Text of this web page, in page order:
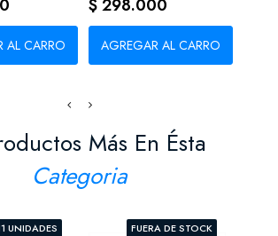
AL CARRO
$ 298.000
AGREGAR AL CARRO
Más En Ésta
Categoria
UNIDADES FUERA DE STOCK